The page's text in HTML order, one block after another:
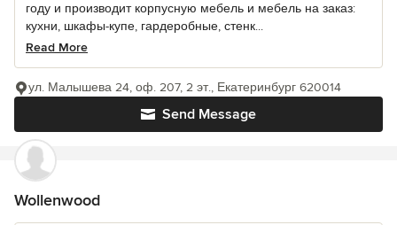
году и производит корпусную мебель и мебель на заказ:
кухни, шкафы-купе, гардеробные, стенк...
Read More
Send Message
ул. Малышева 24, оф. 207, 2 эт., Екатеринбург 620014
Wollenwood